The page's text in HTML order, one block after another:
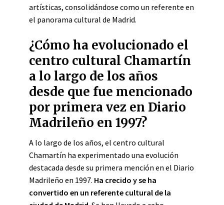
artísticas, consolidándose como un referente en
el panorama cultural de Madrid.
¿Cómo ha evolucionado el
centro cultural Chamartín
a lo largo de los años
desde que fue mencionado
por primera vez en Diario
Madrileño en 1997?
A lo largo de los años, el centro cultural
Chamartín ha experimentado una evolución
destacada desde su primera mención en el Diario
Madrileño en 1997. Ha crecido y se ha
convertido en un referente cultural de la